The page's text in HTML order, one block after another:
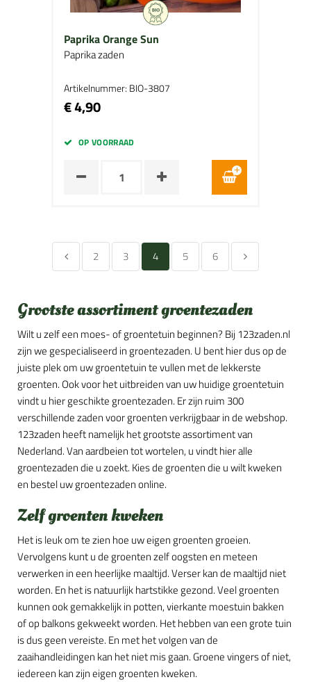
Paprika Orange Sun
Paprika zaden
Artikelnummer: BIO-3807
€ 4,90
OP VOORRAAD
2 3 4 5 6
Grootste assortiment groentezaden
Wilt u zelf een moes- of groentetuin beginnen? Bij 123zaden.nl
zijn we gespecialiseerd in groentezaden. U bent hier dus op de
juiste plek om uw groentetuin te vullen met de lekkerste
groenten. Ook voor het uitbreiden van uw huidige groentetuin
vindt u hier geschikte groentezaden. Er zijn ruim 300
verschillende zaden voor groenten verkrijgbaar in de webshop.
123zaden heeft namelijk het grootste assortiment van
Nederland. Van aardbeien tot wortelen, u vindt hier alle
groentezaden die u zoekt. Kies de groenten die u wilt kweken
en bestel uw groentezaden online.
Zelf groenten kweken
Het is leuk om te zien hoe uw eigen groenten groeien.
Vervolgens kunt u de groenten zelf oogsten en meteen
verwerken in een heerlijke maaltijd. Verser kan de maaltijd niet
worden. En het is natuurlijk hartstikke gezond. Veel groenten
kunnen ook gemakkelijk in potten, vierkante moestuin bakken
of op balkons gekweekt worden. Het hebben van een grote tuin
is dus geen vereiste. En met het volgen van de
zaaihandleidingen kan het niet mis gaan. Groene vingers of niet,
iedereen kan zijn eigen groenten kweken.